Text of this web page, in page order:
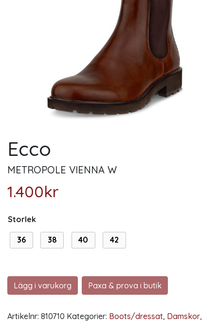
Ecco
METROPOLE VIENNA W
1.400kr
Storlek
36 38 40 42
Lägg i varukorg Paxa & prova i butik
Artikelnr: 810710 Kategorier: Boots/dressat, Damskor,